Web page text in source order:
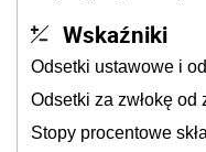
Wskaźniki
Odsetki ustawowe i
Odsetki za zwłokę od
Stopy procentowe